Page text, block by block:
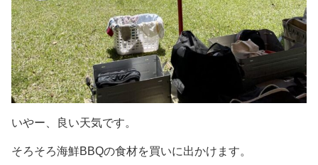
いやー、良い天気です。
そろそろ海鮮BBQの食材を買いに出かけます。